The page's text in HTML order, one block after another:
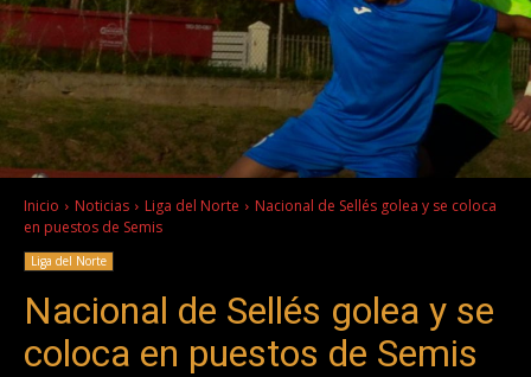
Inicio Noticias Liga del Norte
Nacional de Sellés golea y se coloca
en puestos de Semis
Liga del Norte
Nacional de Sellés golea y se
coloca en puestos de Semis